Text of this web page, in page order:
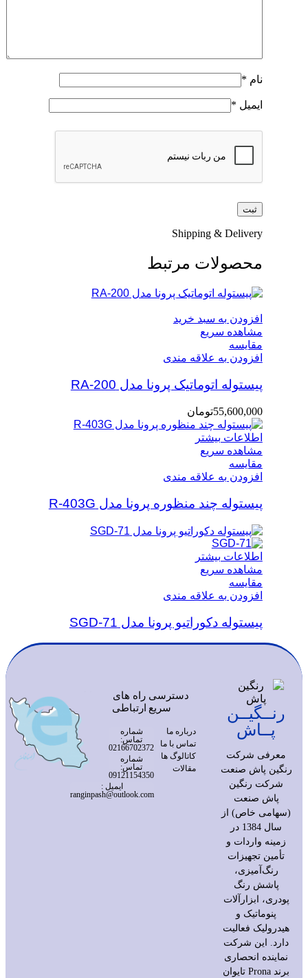
نام *
ایمیل *
Shipping & Delivery
محصولات مرتبط
افزودن به سبد خرید
مشاهده سریع
مقایسه
افزودن به علاقه مندی
پیستوله اتوماتیک پرونا مدل RA-200
55,600,000تومان
اطلاعات بیشتر
مشاهده سریع
مقایسه
افزودن به علاقه مندی
پیستوله چند منظوره پرونا مدل R-403G
اطلاعات بیشتر
مشاهده سریع
مقایسه
افزودن به علاقه مندی
پیستوله دکوراتیو پرونا مدل SGD-71
رنــگیــن
پــاش
معرفی شرکت
رنگین پاش صنعت
شرکت رنگین
پاش صنعت
(سهامی خاص) از
سال 1384 در
زمینه واردات و
تأمین تجهیزات
رنگ‌آمیزی،
پاشش رنگ
پودری، ابزارآلات
پنوماتیک و
هیدرولیک فعالیت
دارد. این شرکت
نماینده انحصاری
برند Prona تایوان
دسترسی
سریع
درباره ما
تماس با ما
کاتالوگ ها
مقالات
راه های
ارتباطی
شماره
تماس:
02166702372
شماره
تماس:
09121154350
ایمیل :
ranginpash@outlook.com